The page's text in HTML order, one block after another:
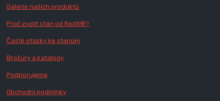
Galerie našich produktů
Proč zvolit stan od RedX®?
Časté otázky ke stanům
Brožury a katalogy
Podporujeme
Obchodní podmínky